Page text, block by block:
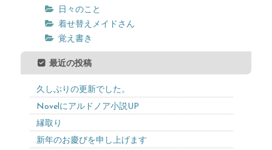
日々のこと
着せ替えメイドさん
覚え書き
最近の投稿
久しぶりの更新でした。
Novelにアルドノア小説UP
縁取り
新年のお慶びを申し上げます